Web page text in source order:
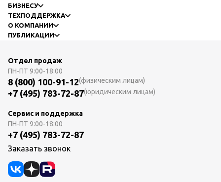
БИЗНЕСУ
ТЕХПОДДЕРЖКА
О КОМПАНИИ
ПУБЛИКАЦИИ
Отдел продаж
ПН-ПТ 9:00-18:00
8 (800) 100-91-12(физическим лицам)
+7 (495) 783-72-87(юридическим лицам)
Сервис и поддержка
ПН-ПТ 9:00-18:00
+7 (495) 783-72-87
Заказать звонок